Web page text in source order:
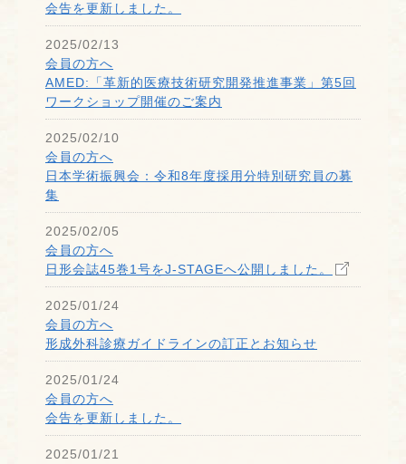
会告を更新しました。
2025/02/13
会員の方へ
AMED:「革新的医療技術研究開発推進事業」第5回
ワークショップ開催のご案内
2025/02/10
会員の方へ
日本学術振興会：令和8年度採用分特別研究員の募
集
2025/02/05
会員の方へ
日形会誌45巻1号をJ-STAGEへ公開しました。
2025/01/24
会員の方へ
形成外科診療ガイドラインの訂正とお知らせ
2025/01/24
会員の方へ
会告を更新しました。
2025/01/21